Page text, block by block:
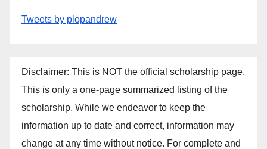
Tweets by plopandrew
Disclaimer: This is NOT the official scholarship page.
This is only a one-page summarized listing of the
scholarship. While we endeavor to keep the
information up to date and correct, information may
change at any time without notice. For complete and